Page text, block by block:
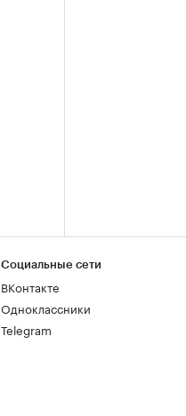
Социальные сети
ВКонтакте
Одноклассники
Telegram